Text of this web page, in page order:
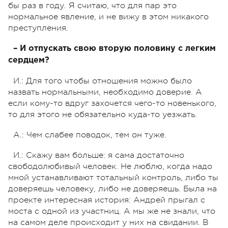
бы раз в году. Я считаю, что для пар это
нормальное явление, и не вижу в этом никакого
преступления.
– И отпускать свою вторую половину с легким
сердцем?
И.: Для того чтобы отношения можно было
назвать нормальными, необходимо доверие. А
если кому-то вдруг захочется чего-то новенького,
то для этого не обязательно куда-то уезжать.
А.: Чем слабее поводок, тем он туже.
И.: Скажу вам больше: я сама достаточно
свободолюбивый человек. Не люблю, когда надо
мной устанавливают тотальный контроль, либо ты
доверяешь человеку, либо не доверяешь. Была на
проекте интересная история: Андрей прыгал с
моста с одной из участниц. А мы же не знали, что
на самом деле происходит у них на свидании. В